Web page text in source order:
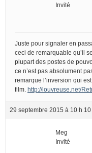
Invité
Juste pour signaler en
ceci de remarquable qu’il
plupart des postes de
ce n’est pas absolument
remarque l’inversion qui
film. http://louvreuse.net/
29 septembre 2015 à 10 h 10
Meg
Invité